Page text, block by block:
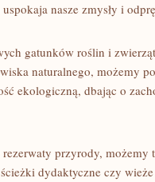
​nasze zmysły i⁢
gatunków roślin i
naturalnego, możemy
ekologiczną, dbając⁤ o
przyrody, ‍możemy
dydaktyczne czy